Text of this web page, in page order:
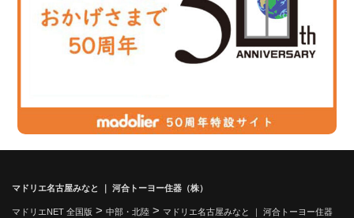
マドリエ名古屋みなと ｜ 河合トーヨー住器（株）
マドリエNET 全国版 > 中部・北陸 > マドリエ名古屋みなと ｜ 河合トーヨー住器